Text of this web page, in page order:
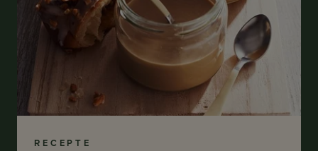
RECEPTE